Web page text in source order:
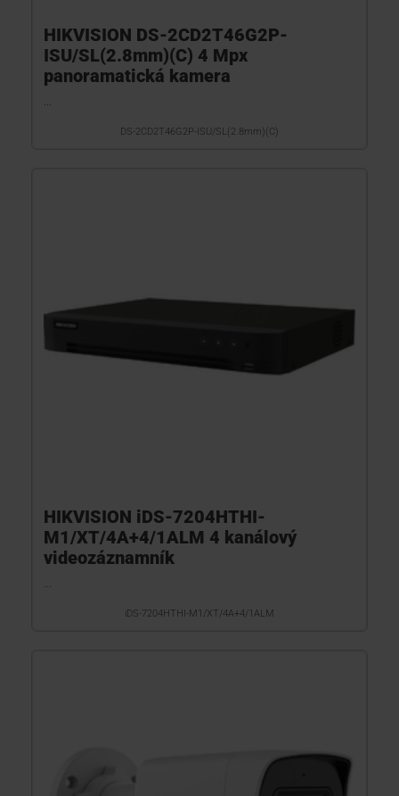
HIKVISION DS-2CD2T46G2P-
ISU/SL(2.8mm)(C) 4 Mpx
panoramatická kamera
DS-2CD2T46G2P-ISU/SL(2.8mm)(C)
HIKVISION iDS-7204HTHI-
M1/XT/4A+4/1ALM 4 kanálový
videozáznamník
iDS-7204HTHI-M1/XT/4A+4/1ALM